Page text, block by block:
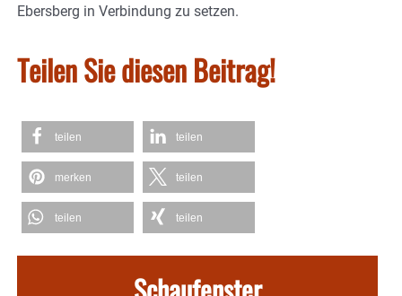
Ebersberg in Verbindung zu setzen.
Teilen Sie diesen Beitrag!
teilen teilen
merken teilen
teilen teilen